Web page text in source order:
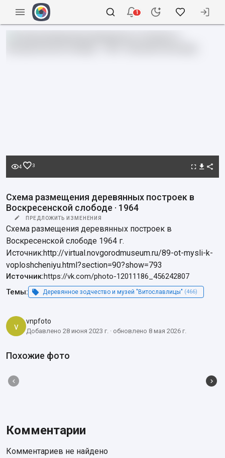
1
4 3
Схема размещения деревянных построек в
Воскресенской слободе · 1964
ПРЕДЛОЖИТЬ ИЗМЕНЕНИЯ
Схема размещения деревянных построек в
Воскресенской слободе 1964 г.
Источник:http://virtual.novgorodmuseum.ru/89-ot-mysli-k-
voploshcheniyu.html?section=90?show=793
Источник:https://vk.com/photo-12011186_456242807
Темы:
Деревянное зодчество и музей "Витославлицы" (466)
v vnpfoto
Добавлено 28 июня 2023 г. · обновлено 8 мая 2026 г.
Похожие фото
Комментарии
Комментариев не найдено